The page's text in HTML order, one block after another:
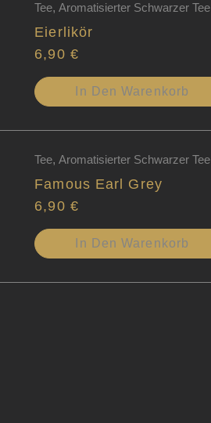
Tee,Aromatisierter Schwarzer Tee
Eierlikör
6,90 €
In Den Warenkorb
Tee,Aromatisierter Schwarzer Tee
Famous Earl Grey
6,90 €
In Den Warenkorb